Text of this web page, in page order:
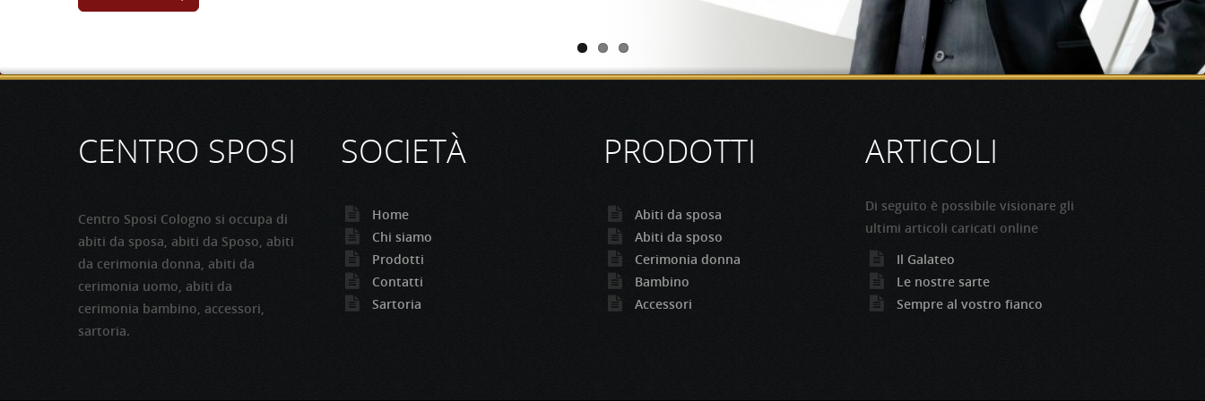
CONTINUA
CENTRO SPOSI
Centro Sposi Cologno si occupa di
abiti da sposa, abiti da Sposo, abiti
da cerimonia donna, abiti da
cerimonia uomo, abiti da
cerimonia bambino, accessori,
sartoria.
SOCIETÀ
Home
Chi siamo
Prodotti
Contatti
Sartoria
PRODOTTI
Abiti da sposa
Abiti da sposo
Cerimonia donna
Bambino
Accessori
ARTICOLI
Di seguito è possibile visionare gli
ultimi articoli caricati online
Il Galateo
Le nostre sarte
Sempre al vostro fianco